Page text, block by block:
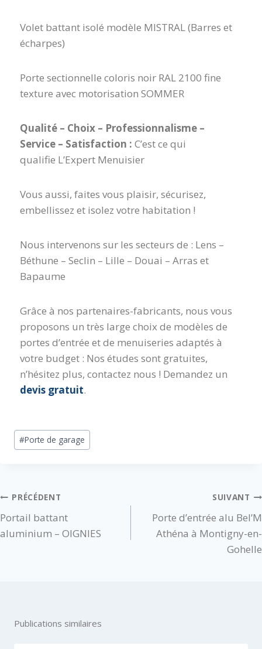
Volet battant isolé modèle MISTRAL (Barres et
écharpes)
Porte sectionnelle coloris noir RAL 2100 fine
texture avec motorisation SOMMER
Qualité – Choix – Professionnalisme –
Service – Satisfaction : C’est ce qui
qualifie L’Expert Menuisier
Vous aussi, faites vous plaisir, sécurisez,
embellissez et isolez votre habitation !
Nous intervenons sur les secteurs de : Lens –
Béthune – Seclin – Lille – Douai – Arras et
Bapaume
Grâce à nos partenaires-fabricants, nous vous
proposons un très large choix de modèles de
portes d’entrée et de menuiseries adaptés à
votre budget : Nos études sont gratuites,
n’hésitez plus, contactez nous ! Demandez un
devis gratuit.
#Porte de garage
PRÉCÉDENT
Portail battant
aluminium – OIGNIES
SUIVANT
Porte d’entrée alu Bel’M
Athéna à Montigny-en-
Gohelle
Publications similaires